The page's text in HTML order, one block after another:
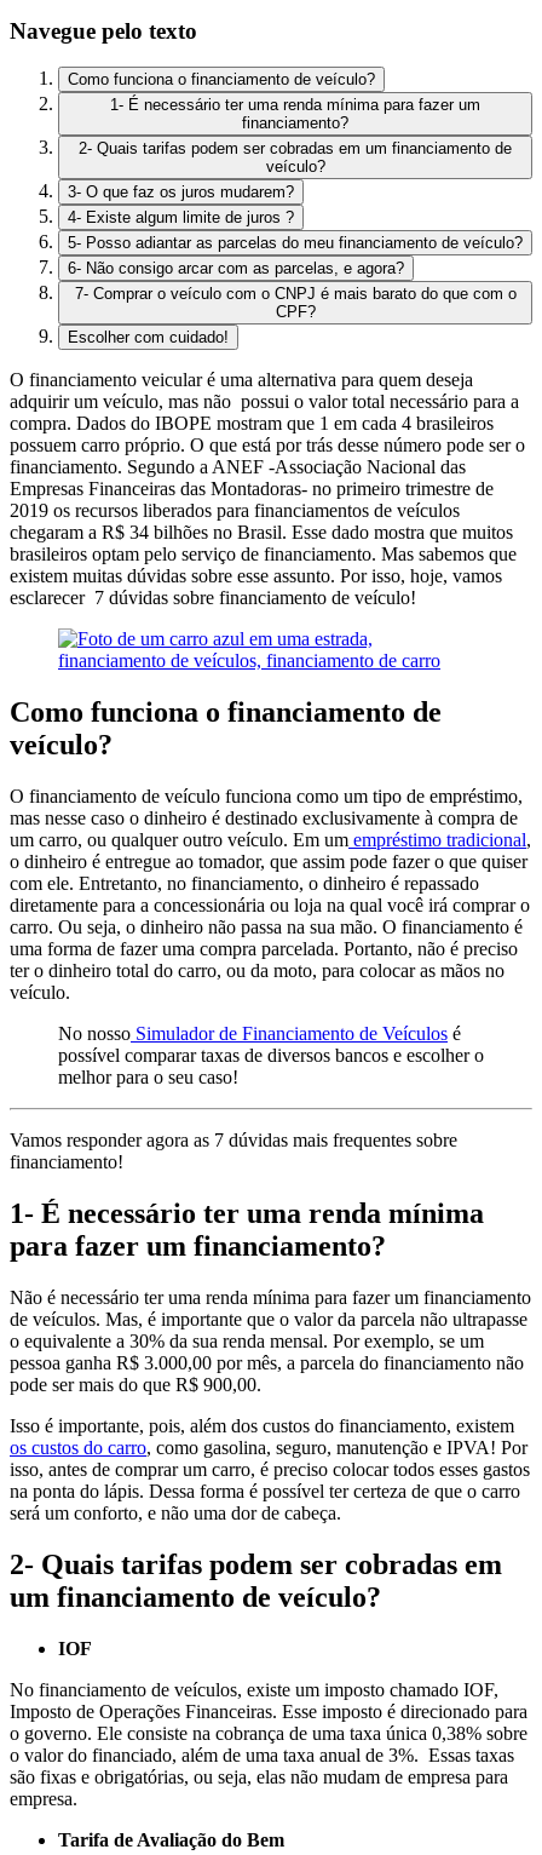
Navegue pelo texto
Como funciona o financiamento de veículo?
1- É necessário ter uma renda mínima para fazer um
financiamento?
2- Quais tarifas podem ser cobradas em um financiamento de
veículo?
3- O que faz os juros mudarem?
4- Existe algum limite de juros ?
5- Posso adiantar as parcelas do meu financiamento de veículo?
6- Não consigo arcar com as parcelas, e agora?
7- Comprar o veículo com o CNPJ é mais barato do que com o
CPF?
Escolher com cuidado!
O financiamento veicular é uma alternativa para quem deseja
adquirir um veículo, mas não possui o valor total necessário para a
compra. Dados do IBOPE mostram que 1 em cada 4 brasileiros
possuem carro próprio. O que está por trás desse número pode ser o
financiamento. Segundo a ANEF -Associação Nacional das
Empresas Financeiras das Montadoras- no primeiro trimestre de
2019 os recursos liberados para financiamentos de veículos
chegaram a R$ 34 bilhões no Brasil. Esse dado mostra que muitos
brasileiros optam pelo serviço de financiamento. Mas sabemos que
existem muitas dúvidas sobre esse assunto. Por isso, hoje, vamos
esclarecer 7 dúvidas sobre financiamento de veículo!
Como funciona o financiamento de
veículo?
O financiamento de veículo funciona como um tipo de empréstimo,
mas nesse caso o dinheiro é destinado exclusivamente à compra de
um carro, ou qualquer outro veículo. Em um empréstimo tradicional,
o dinheiro é entregue ao tomador, que assim pode fazer o que quiser
com ele. Entretanto, no financiamento, o dinheiro é repassado
diretamente para a concessionária ou loja na qual você irá comprar o
carro. Ou seja, o dinheiro não passa na sua mão. O financiamento é
uma forma de fazer uma compra parcelada. Portanto, não é preciso
ter o dinheiro total do carro, ou da moto, para colocar as mãos no
veículo.
No nosso Simulador de Financiamento de Veículos é
possível comparar taxas de diversos bancos e escolher o
melhor para o seu caso!
Vamos responder agora as 7 dúvidas mais frequentes sobre
financiamento!
1- É necessário ter uma renda mínima
para fazer um financiamento?
Não é necessário ter uma renda mínima para fazer um financiamento
de veículos. Mas, é importante que o valor da parcela não ultrapasse
o equivalente a 30% da sua renda mensal. Por exemplo, se um
pessoa ganha R$ 3.000,00 por mês, a parcela do financiamento não
pode ser mais do que R$ 900,00.
Isso é importante, pois, além dos custos do financiamento, existem
os custos do carro, como gasolina, seguro, manutenção e IPVA! Por
isso, antes de comprar um carro, é preciso colocar todos esses gastos
na ponta do lápis. Dessa forma é possível ter certeza de que o carro
será um conforto, e não uma dor de cabeça.
2- Quais tarifas podem ser cobradas em
um financiamento de veículo?
IOF
No financiamento de veículos, existe um imposto chamado IOF,
Imposto de Operações Financeiras. Esse imposto é direcionado para
o governo. Ele consiste na cobrança de uma taxa única 0,38% sobre
o valor do financiado, além de uma taxa anual de 3%. Essas taxas
são fixas e obrigatórias, ou seja, elas não mudam de empresa para
empresa.
Tarifa de Avaliação do Bem